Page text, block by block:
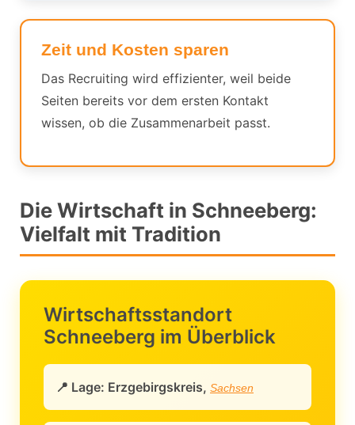
Zeit und Kosten sparen
Das Recruiting wird effizienter, weil beide
Seiten bereits vor dem ersten Kontakt
wissen, ob die Zusammenarbeit passt.
Die Wirtschaft in Schneeberg:
Vielfalt mit Tradition
Wirtschaftsstandort
Schneeberg im Überblick
📍 Lage: Erzgebirgskreis, Sachsen